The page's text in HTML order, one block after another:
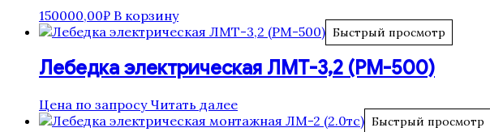
150000,00₽ В корзину
Быстрый просмотр
Лебедка электрическая ЛМТ-3,2 (РМ-500)
Цена по запросу Читать далее
Быстрый просмотр